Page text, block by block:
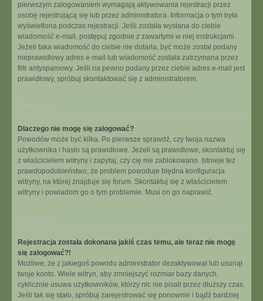
pierwszym zalogowaniem wymagają aktywowania rejestracji przez
osobę rejestrującą się lub przez administratora. Informacja o tym była
wyświetlona podczas rejestracji. Jeśli została wysłana do ciebie
wiadomość e-mail, postępuj zgodnie z zawartymi w niej instrukcjami.
Jeżeli taka wiadomość do ciebie nie dotarła, być może został podany
nieprawidłowy adres e-mail lub wiadomość została zatrzymana przez
filtr antyspamowy. Jeśli na pewno podany przez ciebie adres e-mail jest
prawidłowy, spróbuj skontaktować się z administratorem.
Na górę
Dlaczego nie mogę się zalogować?
Powodów może być kilka. Po pierwsze sprawdź, czy twoja nazwa
użytkownika i hasło są prawidłowe. Jeżeli są prawidłowe, skontaktuj się
z właścicielem witryny i zapytaj, czy cię nie zablokowano. Istnieje też
prawdopodobieństwo, że problem powoduje błędna konfiguracja
witryny, na której znajduje się forum. Skontaktuj się z właścicielem
witryny i powiadom go o tym problemie. Musi on go naprawić.
Na górę
Rejestracja została dokonana jakiś czas temu, ale teraz nie mogę
się zalogować?!
Możliwe, że z jakiegoś powodu administrator dezaktywował lub usunął
twoje konto. Wiele witryn, aby zmniejszyć rozmiar bazy danych,
cyklicznie usuwa użytkowników, którzy nic nie pisali przez dłuższy czas.
Jeśli tak się stało, spróbuj zarejestrować się ponownie i bądź bardziej